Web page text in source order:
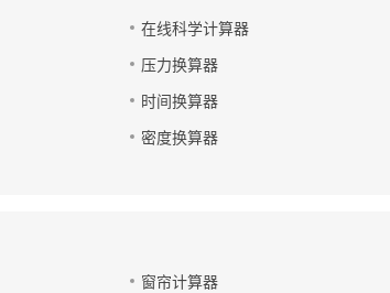
在线科学计算器
压力换算器
时间换算器
密度换算器
窗帘计算器